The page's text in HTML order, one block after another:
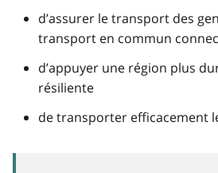
d’assurer le transport des
transport en commun
d’appuyer une région plus
résiliente
de transporter efficacement